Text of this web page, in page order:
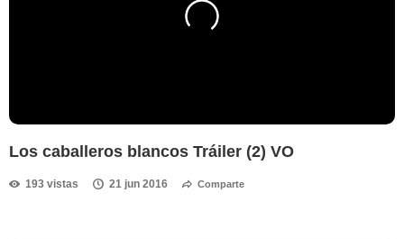
Los caballeros blancos Tráiler (2) VO
193 vistas 21 jun 2016 Comparte